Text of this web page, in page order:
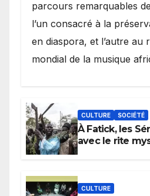
parcours remarquables
l’un consacré à la
en diaspora, et l’autre au
mondial de la musique
CULTURE SOCIÉTÉ
À Fatick, les
avec le rite
CULTURE